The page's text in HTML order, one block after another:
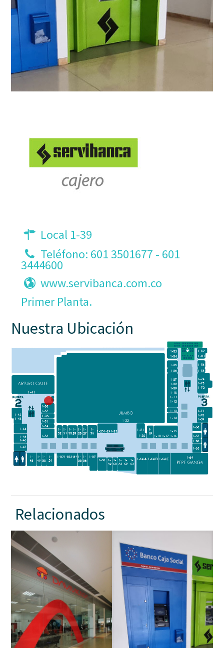
Local 1-39
Teléfono: 601 3501677 - 601
3444600
www.servibanca.com.co
Primer Planta.
Nuestra Ubicación
Relacionados